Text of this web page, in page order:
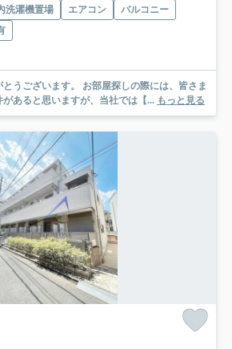
洗濯機置場 エアコン
バルコニー
お部屋探しの際には、皆さま
あると思いますが、当社では【... もっと見る